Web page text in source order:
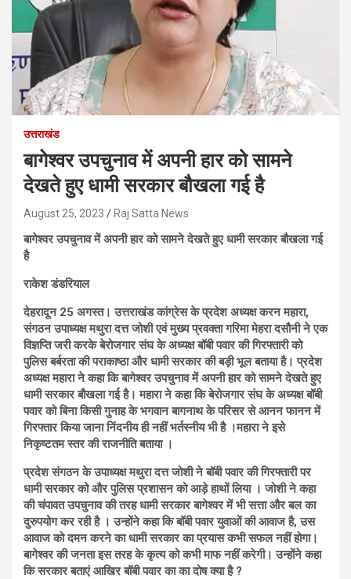
उत्तराखंड
बागेश्वर उपचुनाव में अपनी हार को सामने
देखते हुए धामी सरकार बौखला गई है
August 25, 2023 Raj Satta News
बागेश्वर उपचुनाव में अपनी हार को सामने देखते हुए धामी सरकार बौखला गई
है
राकेश डंडरियाल
देहरादून 25 अगस्त। उत्तराखंड कांग्रेस के प्रदेश अध्यक्ष करन महारा,
संगठन उपाध्यक्ष मथुरा दत्त जोशी एवं मुख्य प्रवक्ता गरिमा मेहरा दसौनी ने एक
विज्ञप्ति जरी करके बेरोजगार संघ के अध्यक्ष बॉबी पवार की गिरफ्तारी को
पुलिस बर्बरता की पराकाष्ठा और धामी सरकार की बड़ी भूल बताया है। प्रदेश
अध्यक्ष महारा ने कहा कि बागेश्वर उपचुनाव में अपनी हार को सामने देखते हुए
धामी सरकार बौखला गई है। महारा ने कहा कि बेरोजगार संघ के अध्यक्ष बॉबी
पवार को बिना किसी गुनाह के भगवान बागनाथ के परिसर से आनन फानन में
गिरफ्तार किया जाना निंदनीय ही नहीं भर्तस्नीय भी है ।महारा ने इसे
निकृष्टतम स्तर की राजनीति बताया ।
प्रदेश संगठन के उपाध्यक्ष मथुरा दत्त जोशी ने बॉबी पवार की गिरफ्तारी पर
धामी सरकार को और पुलिस प्रशासन को आड़े हाथों लिया । जोशी ने कहा
की चंपावत उपचुनाव की तरह धामी सरकार बागेश्वर में भी सत्ता और बल का
दुरुपयोग कर रही है । उन्होंने कहा कि बॉबी पवार युवाओं की आवाज है, उस
आवाज को दमन करने का धामी सरकार का प्रयास कभी सफल नहीं होगा।
बागेश्वर की जनता इस तरह के कृत्य को कभी माफ नहीं करेगी। उन्होंने कहा
कि सरकार बताएं आखिर बॉबी पवार का का दोष क्या है ?